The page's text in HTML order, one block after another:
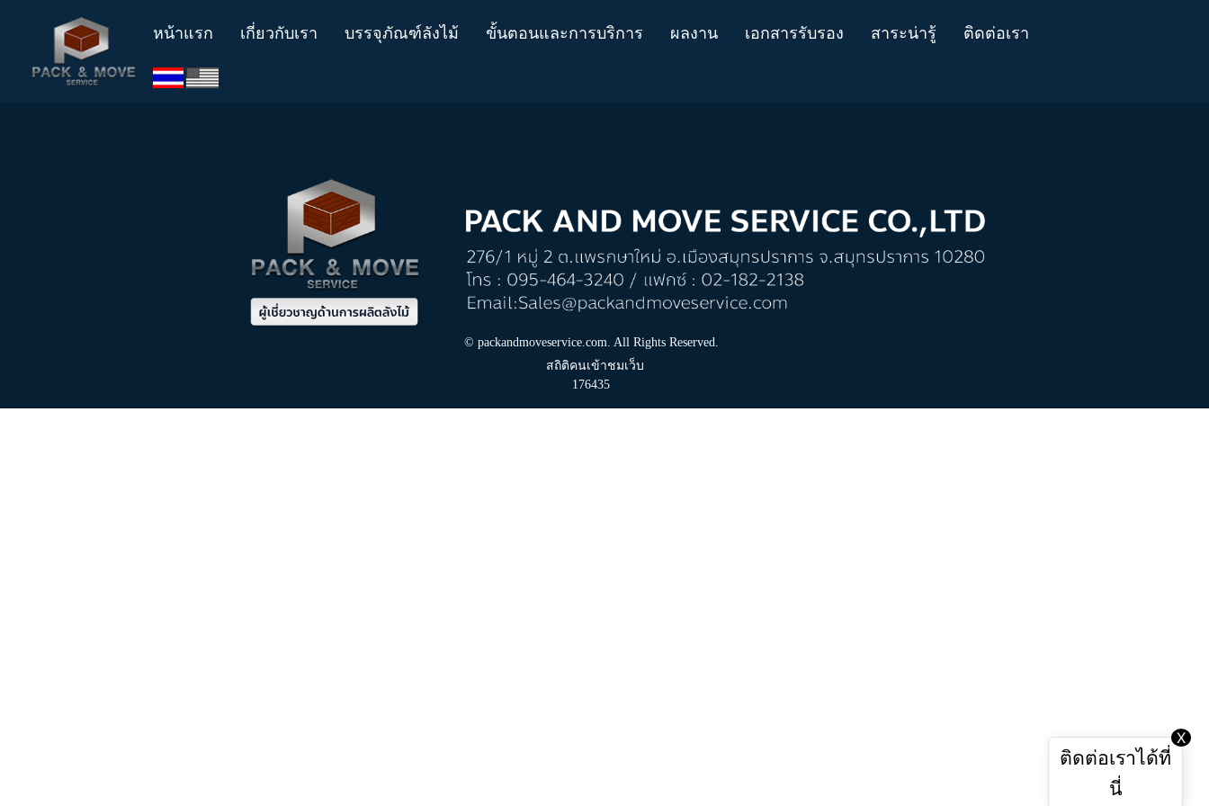
หน้าแรก เกี่ยวกับเรา บรรจุภัณฑ์ลังไม้ ขั้นตอนและการบริการ ผลงาน เอกสารรับรอง สาระน่ารู้ ติดต่อเรา
© packandmoveservice.com. All Rights Reserved.
สถิติคนเข้าชมเว็บ
176435
ติดต่อเราได้ที่
นี่
X